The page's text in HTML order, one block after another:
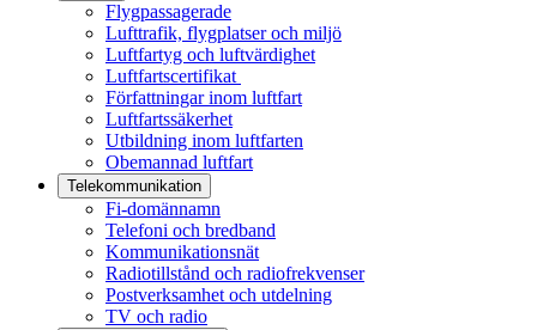
Flygpassagerade
Lufttrafik, flygplatser och miljö
Luftfartyg och luftvärdighet
Luftfartscertifikat
Författningar inom luftfart
Luftfartssäkerhet
Utbildning inom luftfarten
Obemannad luftfart
Telekommunikation
Fi-domännamn
Telefoni och bredband
Kommunikationsnät
Radiotillstånd och radiofrekvenser
Postverksamhet och utdelning
TV och radio